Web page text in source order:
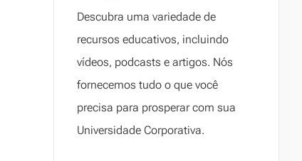
Descubra uma variedade de
recursos educativos, incluindo
vídeos, podcasts e artigos. Nós
fornecemos tudo o que você
precisa para prosperar com sua
Universidade Corporativa.